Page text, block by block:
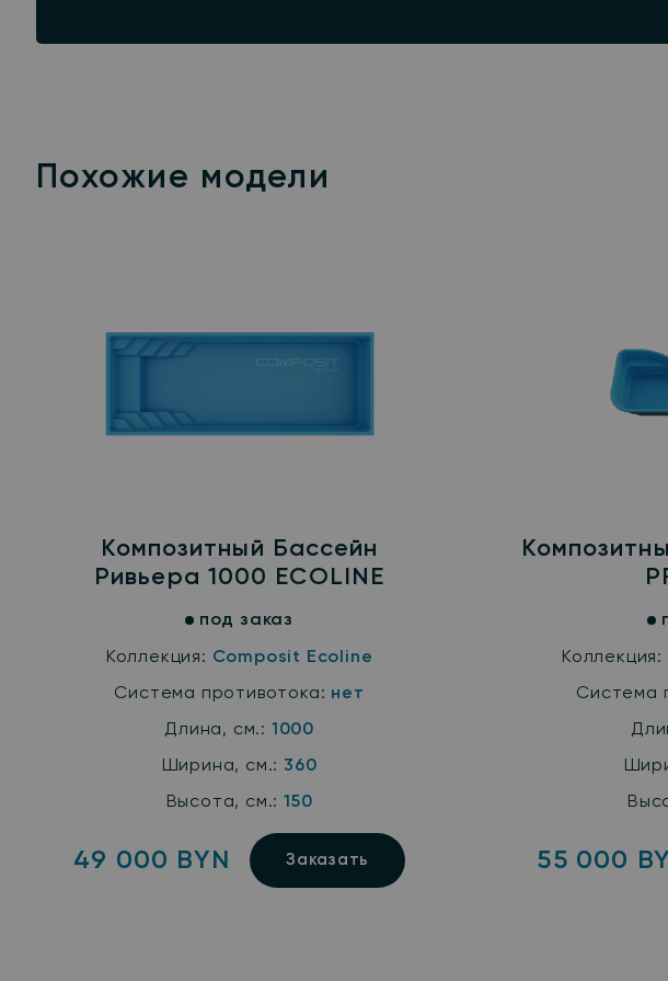
Похожие модели
Композитный Бассейн
Ривьера 1000 ECOLINE
под заказ
Коллекция: Composit Ecoline
Система противотока: нет
Длина, см.: 1000
Ширина, см.: 360
Высота, см.:150
49 000 BYN Заказать
Коллекция:
Система
55 000